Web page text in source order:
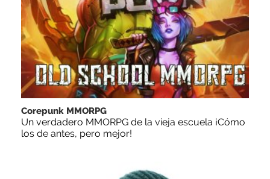
Corepunk MMORPG
Un verdadero MMORPG de la vieja escuela ¡Cómo
los de antes, pero mejor!